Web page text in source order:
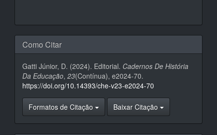
Como Citar
Gatti Júnior, D. (2024). Editorial. Cadernos De História
Da Educação, 23(Contínua), e2024-70.
https://doi.org/10.14393/che-v23-e2024-70
Formatos de Citação Baixar Citação